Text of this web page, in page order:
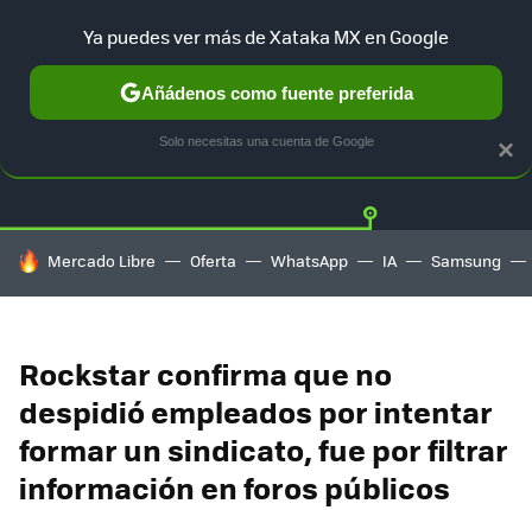
Twitter
HOY SE HABLA DE
Mercado Libre Oferta WhatsApp IA Samsung
Rockstar confirma que no
despidió empleados por intentar
formar un sindicato, fue por filtrar
información en foros públicos
×
Ya puedes ver más de Xataka MX en Google
Añádenos como fuente preferida
Solo necesitas una cuenta de Google